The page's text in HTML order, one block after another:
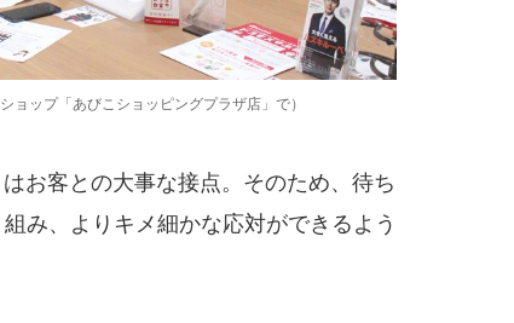
ョップ「あびこショッピングプラザ店」で）
お客との大事な接点。そのため、待ち
み、よりキメ細かな応対ができるよう